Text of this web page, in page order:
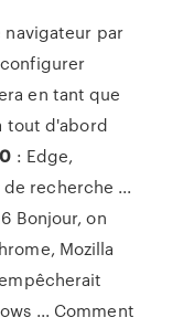
navigateur par
en tant que
tout d'abord
: Edge,
recherche ...
Bonjour, on
Mozilla
... Comment